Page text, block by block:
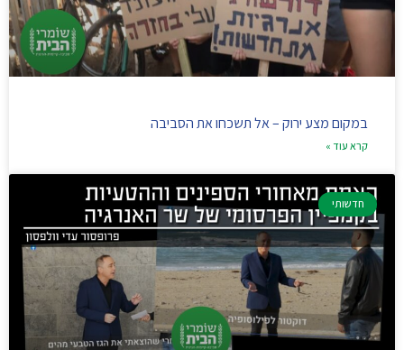
במקום מצע ירוק – אל תשכחו את הסביבה
קרא עוד »
חדשותי